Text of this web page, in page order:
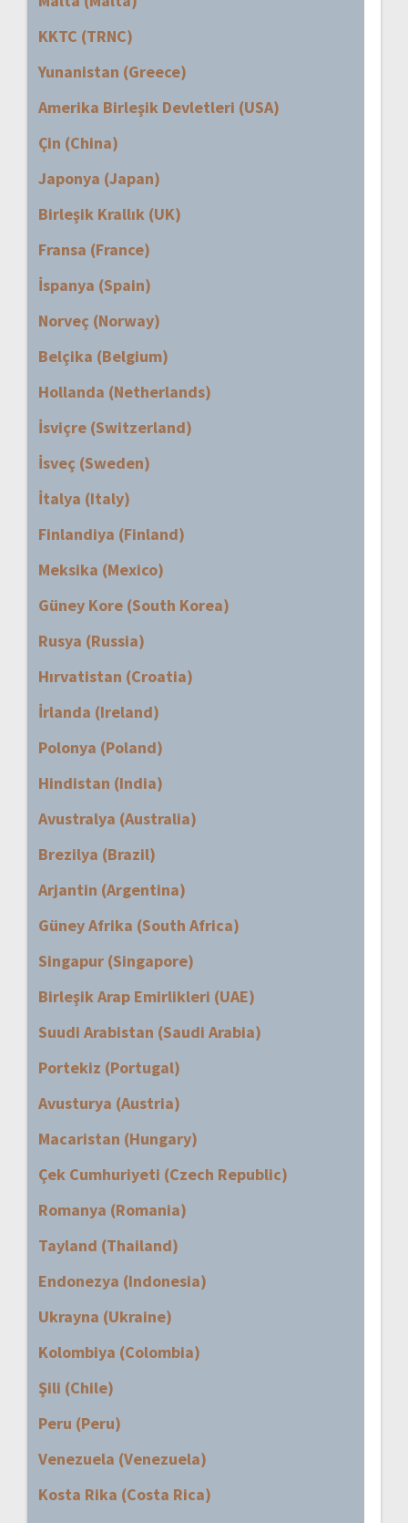
KKTC (TRNC)
Yunanistan (Greece)
Amerika Birleşik Devletleri (USA)
Çin (China)
Japonya (Japan)
Birleşik Krallık (UK)
Fransa (France)
İspanya (Spain)
Norveç (Norway)
Belçika (Belgium)
Hollanda (Netherlands)
İsviçre (Switzerland)
İsveç (Sweden)
İtalya (Italy)
Finlandiya (Finland)
Meksika (Mexico)
Güney Kore (South Korea)
Rusya (Russia)
Hırvatistan (Croatia)
İrlanda (Ireland)
Polonya (Poland)
Hindistan (India)
Avustralya (Australia)
Brezilya (Brazil)
Arjantin (Argentina)
Güney Afrika (South Africa)
Singapur (Singapore)
Birleşik Arap Emirlikleri (UAE)
Suudi Arabistan (Saudi Arabia)
Portekiz (Portugal)
Avusturya (Austria)
Macaristan (Hungary)
Çek Cumhuriyeti (Czech Republic)
Romanya (Romania)
Tayland (Thailand)
Endonezya (Indonesia)
Ukrayna (Ukraine)
Kolombiya (Colombia)
Şili (Chile)
Peru (Peru)
Venezuela (Venezuela)
Kosta Rika (Costa Rica)